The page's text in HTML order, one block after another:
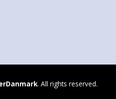
. All rights reserved.